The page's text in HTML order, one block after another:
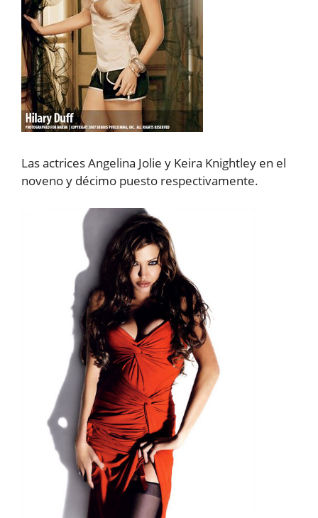
Las actrices Angelina Jolie y Keira Knightley en el
noveno y décimo puesto respectivamente.